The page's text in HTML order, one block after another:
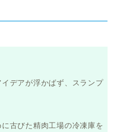
デアが浮かばず、スランプ
古びた精肉工場の冷凍庫を